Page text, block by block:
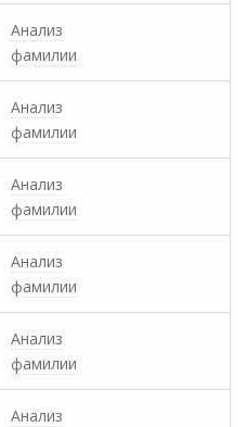
Анализ
фамилии
Анализ
фамилии
Анализ
фамилии
Анализ
фамилии
Анализ
фамилии
Анализ